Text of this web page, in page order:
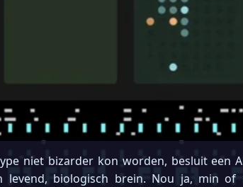
niet bizarder kon worden, besluit een
biologisch brein. Nou ja, min of